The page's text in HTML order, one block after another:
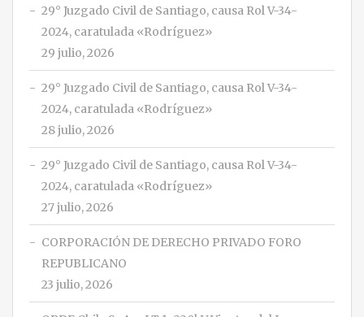
29° Juzgado Civil de Santiago, causa Rol V-34-
2024, caratulada «Rodríguez»
29 julio, 2026
29° Juzgado Civil de Santiago, causa Rol V-34-
2024, caratulada «Rodríguez»
28 julio, 2026
29° Juzgado Civil de Santiago, causa Rol V-34-
2024, caratulada «Rodríguez»
27 julio, 2026
CORPORACIÓN DE DERECHO PRIVADO FORO
REPUBLICANO
23 julio, 2026